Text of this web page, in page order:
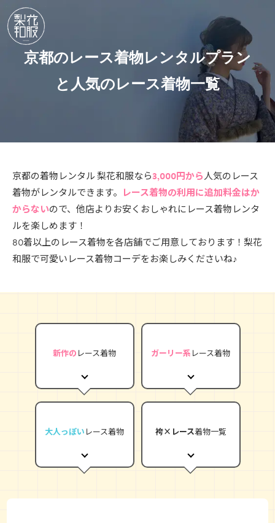
京都のレース着物レンタルプラン
と人気のレース着物一覧
京都の着物レンタル 梨花和服なら3,000円から人気のレース
着物がレンタルできます。 レース着物の利用に追加料金はか
からないので、他店よりお安くおしゃれにレース着物レンタ
ルを楽しめます！
80着以上のレース着物を各店舗でご用意しております！梨花
和服で可愛いレース着物コーデをお楽しみくださいね♪
新作の レース着物 ガーリー系 レース着物
大人っぽい レース着物 袴×レース着物一覧